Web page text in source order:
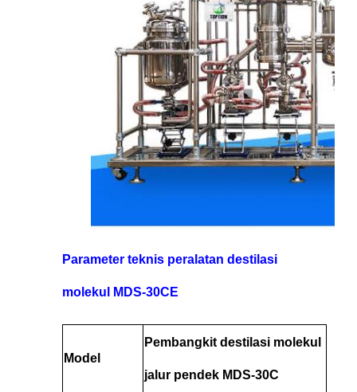
Parameter teknis peralatan destilasi
molekul MDS-30CE
Model
Pembangkit destilasi molekul
jalur pendek MDS-30C